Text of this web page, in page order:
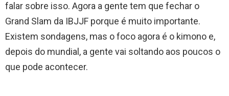
falar sobre isso. Agora a gente tem que fechar o
Grand Slam da IBJJF porque é muito importante.
Existem sondagens, mas o foco agora é o kimono e,
depois do mundial, a gente vai soltando aos poucos o
que pode acontecer.